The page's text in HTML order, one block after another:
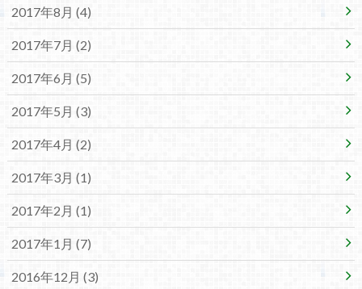
2017年8月 (4)
2017年7月 (2)
2017年6月 (5)
2017年5月 (3)
2017年4月 (2)
2017年3月 (1)
2017年2月 (1)
2017年1月 (7)
2016年12月 (3)